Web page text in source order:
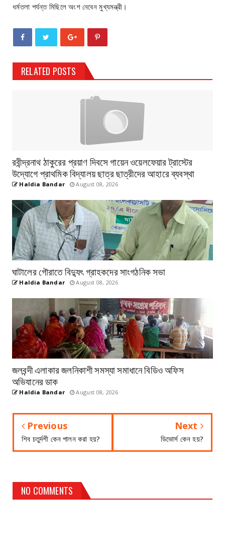
ধর্মতলা পর্যন্ত মিছিলে অংশ নেবেন মুখ্যমন্ত্রী।
RELATED POSTS
রবীন্দ্রনাথ ঠাকুরের প্রয়াণ দিবসে গায়েন ওয়েলফেয়ার ট্রাস্টের
উদ্যোগে প্রাথমিক বিদ্যালয় ছাত্র ছাত্রীদের আহারে ব্যবস্থা
Haldia Bandar August 08, 2026
ঘাটালের গৌরাতে বিদ্যুৎ গ্রাহকদের সাংগঠনিক সভা
Haldia Bandar August 08, 2026
জলবন্দী এলাকার জলনিকাশী সমস্যা সমাধানে বিডিও অফিস
অভিযানের ডাক
Haldia Bandar August 08, 2026
Previous
শিব চতুর্দশী কেন পালন করা হয়?
Next
ডিভোর্স কেন হয়?
NO COMMENTS